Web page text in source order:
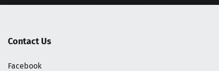
Contact Us
Facebook